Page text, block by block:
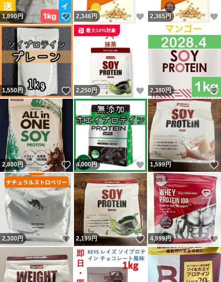
1,890円 いいね！
2,346円 いいね！
2,365円
1,550円 いいね！
2,250 円 いいね！
最大10%対象
2,380円
2,800円 いいね！
4,000円 いいね！
1,599円
2,300円 いいね！
2,199円 いいね！
4,999円